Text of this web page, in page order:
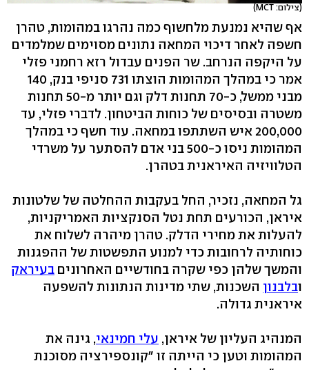
(צילום: MCT)
אף שהיא נמנעת מלחשוף כמה נהרגו במהומות, טהרן
חשפה לאחר דיכוי המחאה נתונים מסוימים שמלמדים
על היקפה הנרחב. שר הפנים עבדול רזא רחמני פזלי
אמר כי במהלך המהומות הוצתו 731 סניפי בנק, 140
מבני ממשל, כ-70 תחנות דלק וגם יותר מ-50 תחנות
משטרה ובסיסים של כוחות הביטחון. לדברי פזלי, עד
200,000 איש השתתפו במחאה. עוד חשף כי במהלך
המהומות ניסו כ-500 בני אדם להסתער על משרדי
הטלוויזיה האיראנית בטהרן.
גל המחאה, נזכיר, החל בעקבות ההחלטה של שלטונות
איראן, הכורעים תחת נטל הסנקציות האמריקניות,
להעלות את מחירי הדלק. טהרן מיהרה לשלוח את
כוחותיה לרחובות כדי למנוע התפשטות של ההפגנות
והמשך שלהן כפי שקרה בחודשיים האחרונים בעיראק
ובלבנון השכנות, שתי מדינות הנתונות להשפעה
איראנית גדולה.
המנהיג העליון של איראן, עלי חמינאי, גינה את
המהומות וטען כי הייתה זו "קונספירציה מסוכנת